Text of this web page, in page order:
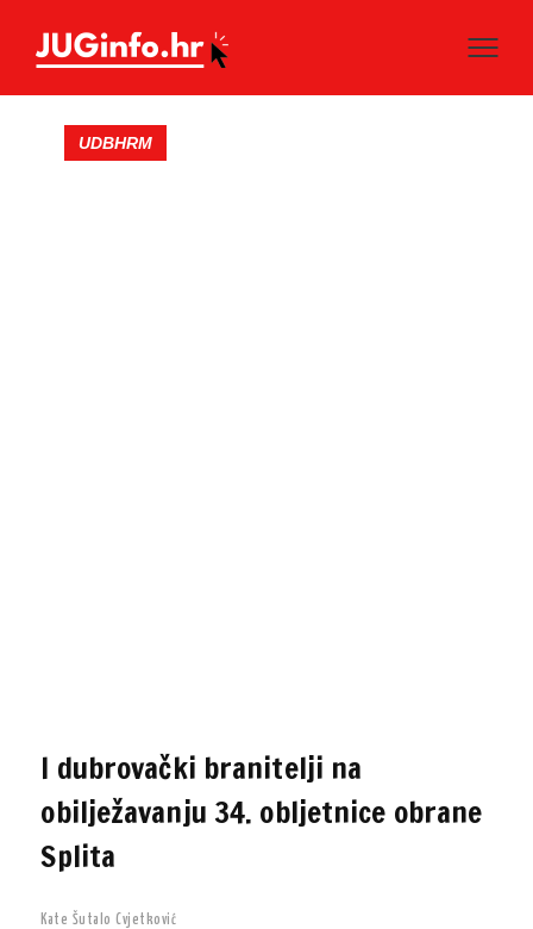
UDBHRM
I dubrovački branitelji na
obilježavanju 34. obljetnice obrane
Splita
Kate Šutalo Cvjetković